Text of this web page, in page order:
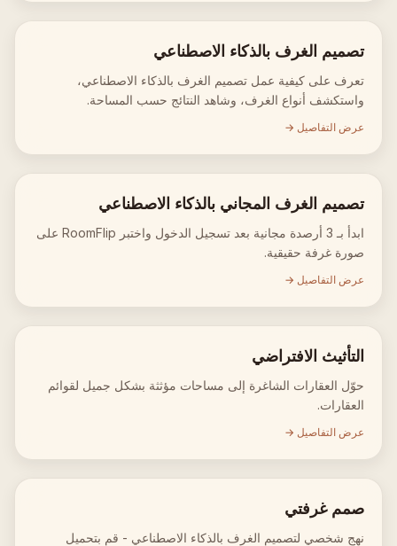
تصميم الغرف بالذكاء الاصطناعي
تعرف على كيفية عمل تصميم الغرف بالذكاء الاصطناعي،
واستكشف أنواع الغرف، وشاهد النتائج حسب المساحة.
عرض التفاصيل →
تصميم الغرف المجاني بالذكاء الاصطناعي
ابدأ بـ 3 أرصدة مجانية بعد تسجيل الدخول واختبر RoomFlip على
صورة غرفة حقيقية.
عرض التفاصيل →
التأثيث الافتراضي
حوّل العقارات الشاغرة إلى مساحات مؤثثة بشكل جميل لقوائم
العقارات.
عرض التفاصيل →
صمم غرفتي
نهج شخصي لتصميم الغرف بالذكاء الاصطناعي - قم بتحميل